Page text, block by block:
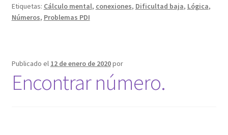
Etiquetas: Cálculo mental, conexiones, Dificultad baja, Lógica,
Números, Problemas PDI
Publicado el 12 de enero de 2020por
Encontrar número.